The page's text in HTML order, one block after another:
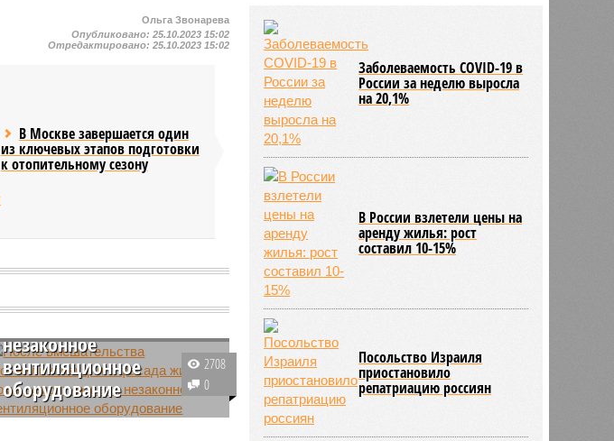
Ольга Звонарева
Опубликовано:25.10.2023 15:02
Отредактировано:25.10.2023 15:02
В Москве завершается один
из ключевых этапов подготовки
к отопительному сезону
Мосжилинспекции с
демонтировали
незаконное
вентиляционное
оборудование
Управляющей организации
2708
0
Заболеваемость COVID-19 в
России за неделю выросла
на 20,1%
В России взлетели цены на
аренду жилья: рост
составил 10-15%
Посольство Израиля
приостановило
репатриацию россиян